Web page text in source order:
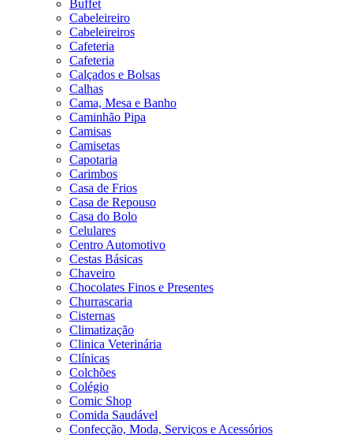
Buffet
Cabeleireiro
Cabeleireiros
Cafeteria
Cafeteria
Calçados e Bolsas
Calhas
Cama, Mesa e Banho
Caminhão Pipa
Camisas
Camisetas
Capotaria
Carimbos
Casa de Frios
Casa de Repouso
Casa do Bolo
Celulares
Centro Automotivo
Cestas Básicas
Chaveiro
Chocolates Finos e Presentes
Churrascaria
Cisternas
Climatização
Clinica Veterinária
Clínicas
Colchões
Colégio
Comic Shop
Comida Saudável
Confecção, Moda, Serviços e Acessórios